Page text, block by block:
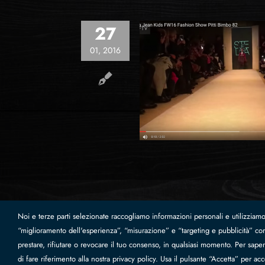
27
01, 2016
Kids FW16 at Pitti Bimbo
Camac srl - Unipersonale - Via Zavaglia, 461 - 47522
Forlì Cesena|Rating legalità
Noi e terze parti selezionate raccogliamo informazioni personali e
“miglioramento dell'esperienza”, “misurazione” e “targeting e
prestare, rifiutare o revocare il tuo consenso, in qualsiasi momento. Per
di fare riferimento alla nostra privacy policy. Usa il pulsante “Accetta” per